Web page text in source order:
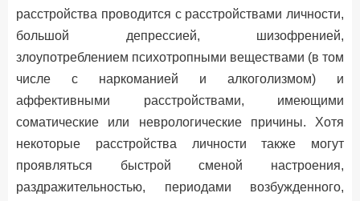
расстройства проводится с расстройствами личности,
большой депрессией, шизофренией,
злоупотреблением психотропными веществами (в том
числе с наркоманией и алкоголизмом) и
аффективными расстройствами, имеющими
соматические или неврологические причины. Хотя
некоторые расстройства личности также могут
проявляться быстрой сменой настроения,
раздражительностью, периодами возбужденного,